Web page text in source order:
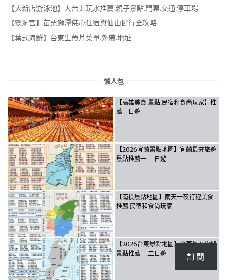
【大新店游泳池】大台北玩水推薦.親子景點.門票.交通.停車場
【靈洞宮】苗栗獅潭佛心住宿與仙山健行全攻略
【葉式海鮮】台東生魚片菜單.外帶.地址
懶人包
【高雄美食.景點.民宿和食尚玩家】推
薦一日遊
【2026宜蘭景點地圖】宜蘭最夯旅遊
景點推薦一.二日遊
【南投景點地圖】兩天一夜行程美食
推薦.民宿和食尚玩家
【2026台東景點地圖】台東最夯旅遊
景點推薦一.二日遊
訂閱